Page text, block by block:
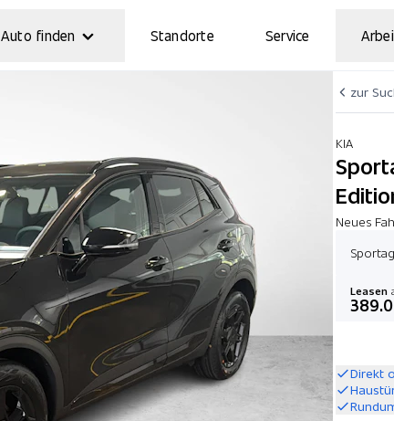
Auto finden Standorte Service
zur
KIA
Neues
Leasen
Direkt